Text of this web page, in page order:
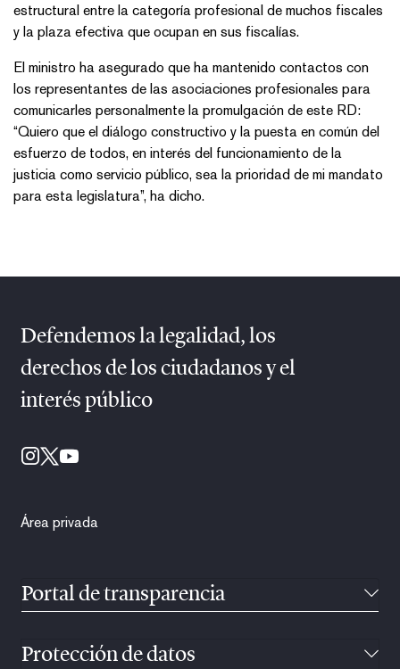
estructural entre la categoría profesional de muchos fiscales
y la plaza efectiva que ocupan en sus fiscalías.
El ministro ha asegurado que ha mantenido contactos con
los representantes de las asociaciones profesionales para
comunicarles personalmente la promulgación de este RD:
“Quiero que el diálogo constructivo y la puesta en común del
esfuerzo de todos, en interés del funcionamiento de la
justicia como servicio público, sea la prioridad de mi mandato
para esta legislatura”, ha dicho.
Defendemos la legalidad, los
derechos de los ciudadanos y el
interés público
Área privada
Portal de transparencia
Protección de datos